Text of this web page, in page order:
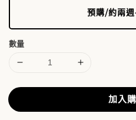
預購/約兩
數量
加入